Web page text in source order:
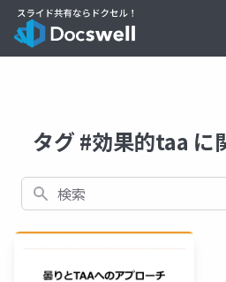
タグ #効果的taa に
検索